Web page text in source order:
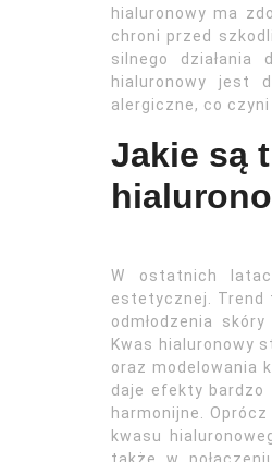
hialuronowy ma
chroni przed
silnego działania
hialuronowy jest
alergiczne, co
Jakie są
W ostatnich
estetycznej. Trend
odmłodzenia
Kwas hialuronowy
oraz modelowania
daje efekty bardzo
harmonijne.
kwasu